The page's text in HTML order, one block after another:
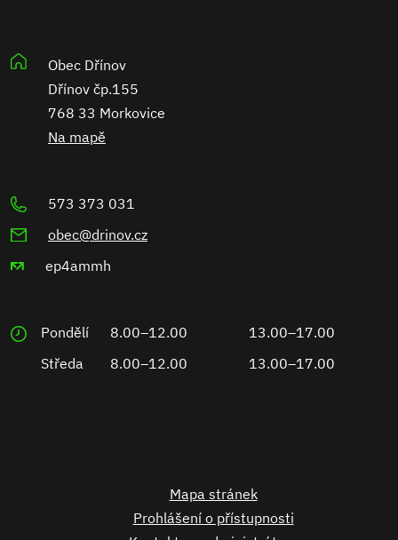
Obec Dřínov
Dřínov čp.155
768 33 Morkovice
Na mapě
573 373 031
obec@drinov.cz
ep4ammh
Pondělí 8.00–12.00
13.00–17.00
Středa
8.00–12.00 13.00–17.00
Mapa stránek
Prohlášení o přístupnosti